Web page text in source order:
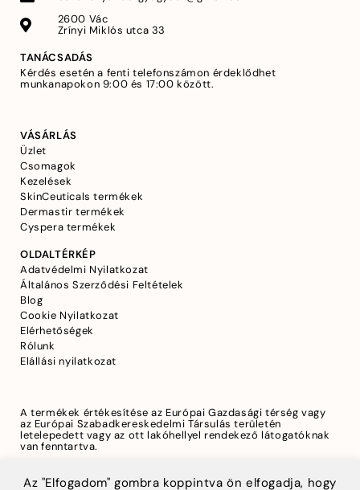
Az "Elfogadom" gombra koppintva ön elfogadja, hogy
2600 Vác
Zrínyi Miklós utca 33
TANÁCSADÁS
Kérdés esetén a fenti telefonszámon érdeklődhet
munkanapokon 9:00 és 17:00 között.
VÁSÁRLÁS
Üzlet
Csomagok
Kezelések
SkinCeuticals termékek
Dermastir termékek
Cyspera termékek
OLDALTÉRKÉP
Adatvédelmi Nyilatkozat
Általános Szerződési Feltételek
Blog
Cookie Nyilatkozat
Elérhetőségek
Rólunk
Elállási nyilatkozat
A termékek értékesítése az Európai Gazdasági térség vagy
az Európai Szabadkereskedelmi Társulás területén
letelepedett vagy az ott lakóhellyel rendekező látogatóknak
van fenntartva.